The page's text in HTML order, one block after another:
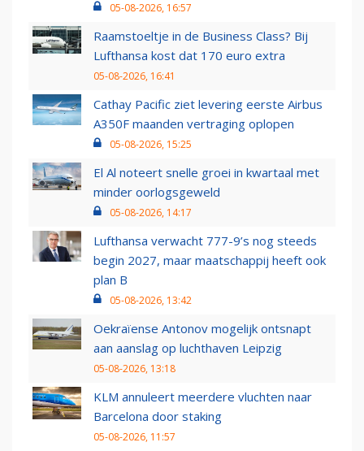
05-08-2026, 16:57
Raamstoeltje in de Business Class? Bij
Lufthansa kost dat 170 euro extra
05-08-2026, 16:41
Cathay Pacific ziet levering eerste Airbus
A350F maanden vertraging oplopen
05-08-2026, 15:25
El Al noteert snelle groei in kwartaal met
minder oorlogsgeweld
05-08-2026, 14:17
Lufthansa verwacht 777-9’s nog steeds
begin 2027, maar maatschappij heeft ook
plan B
05-08-2026, 13:42
Oekraïense Antonov mogelijk ontsnapt
aan aanslag op luchthaven Leipzig
05-08-2026, 13:18
KLM annuleert meerdere vluchten naar
Barcelona door staking
05-08-2026, 11:57